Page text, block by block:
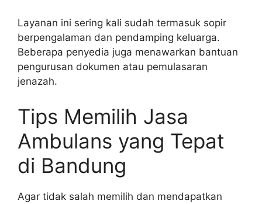
Layanan ini sering kali sudah termasuk sopir
berpengalaman dan pendamping keluarga.
Beberapa penyedia juga menawarkan bantuan
pengurusan dokumen atau pemulasaran
jenazah.
Tips Memilih Jasa
Ambulans yang Tepat
di Bandung
Agar tidak salah memilih dan mendapatkan